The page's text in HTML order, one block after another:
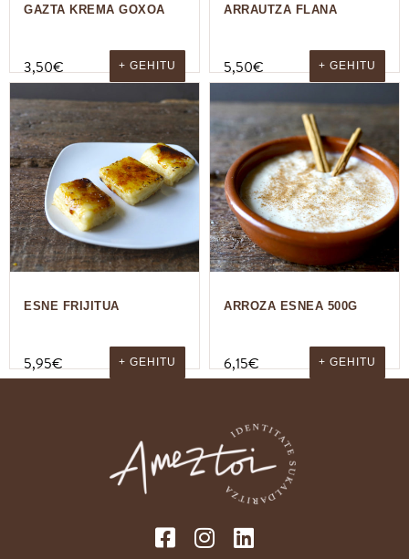
GAZTA KREMA GOXOA
3,50€ + GEHITU
ARRAUTZA FLANA
5,50€ + GEHITU
ESNE FRIJITUA
5,95€ + GEHITU
ARROZA ESNEA 500G
6,15€ + GEHITU